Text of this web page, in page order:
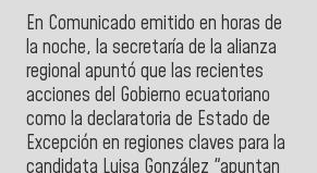
En Comunicado emitido en horas de
la noche, la secretaría de la alianza
regional apuntó que las recientes
acciones del Gobierno ecuatoriano
como la declaratoria de Estado de
Excepción en regiones claves para la
candidata Luisa González "apuntan